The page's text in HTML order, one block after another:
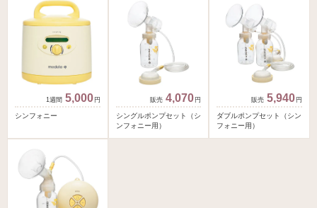
5,000 円
シンフォニー
4,070 円
シングルポンプセット（シ
ンフォニー用）
5,940 円
ダブルポンプセット（シン
フォニー用）